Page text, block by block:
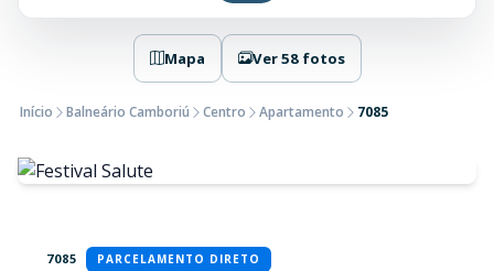
Mapa Ver 58 fotos
Início Balneário Camboriú Centro Apartamento 7085
7085 PARCELAMENTO DIRETO